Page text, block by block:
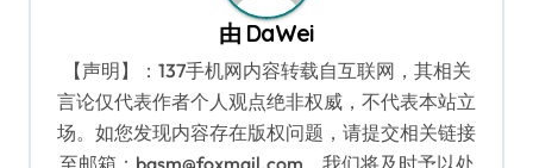
由 DaWei
【声明】：137手机网内容转载自互联网，其相关
言论仅代表作者个人观点绝非权威，不代表本站立
场。如您发现内容存在版权问题，请提交相关链接
至邮箱：bqsm@foxmail.com，我们将及时予以处